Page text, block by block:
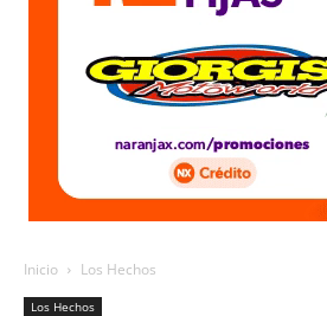
Inicio Los Hechos
Los Hechos